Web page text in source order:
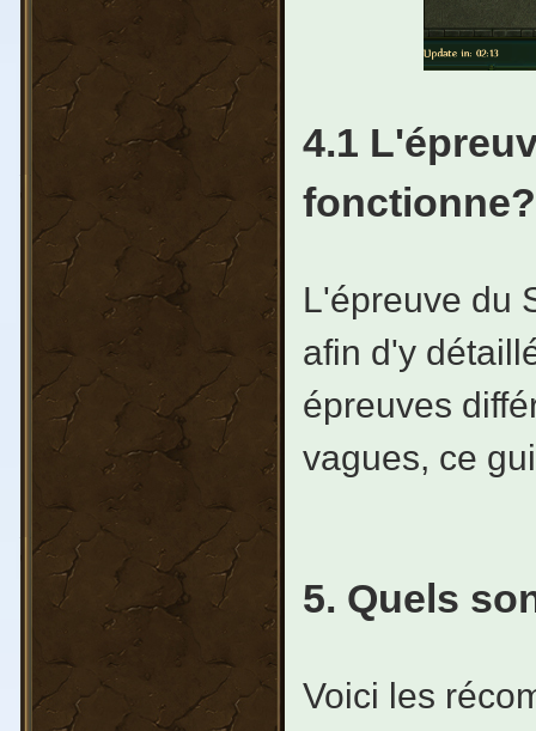
4.1
fonctionne?
L'épreuve du
afin d'y
épreuves
vagues, ce
5. Quels
Voici les